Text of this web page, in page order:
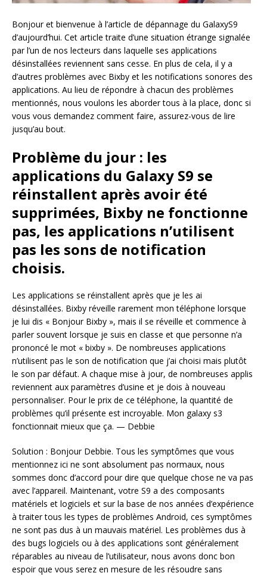
Bonjour et bienvenue à l’article de dépannage du GalaxyS9
d’aujourd’hui. Cet article traite d’une situation étrange signalée
par l’un de nos lecteurs dans laquelle ses applications
désinstallées reviennent sans cesse. En plus de cela, il y a
d’autres problèmes avec Bixby et les notifications sonores des
applications. Au lieu de répondre à chacun des problèmes
mentionnés, nous voulons les aborder tous à la place, donc si
vous vous demandez comment faire, assurez-vous de lire
jusqu’au bout.
Problème du jour : les
applications du Galaxy S9 se
réinstallent après avoir été
supprimées, Bixby ne fonctionne
pas, les applications n’utilisent
pas les sons de notification
choisis.
Les applications se réinstallent après que je les ai
désinstallées. Bixby réveille rarement mon téléphone lorsque
je lui dis « Bonjour Bixby », mais il se réveille et commence à
parler souvent lorsque je suis en classe et que personne n’a
prononcé le mot « bixby ». De nombreuses applications
n’utilisent pas le son de notification que j’ai choisi mais plutôt
le son par défaut. A chaque mise à jour, de nombreuses applis
reviennent aux paramètres d’usine et je dois à nouveau
personnaliser. Pour le prix de ce téléphone, la quantité de
problèmes qu’il présente est incroyable. Mon galaxy s3
fonctionnait mieux que ça. — Debbie
Solution : Bonjour Debbie. Tous les symptômes que vous
mentionnez ici ne sont absolument pas normaux, nous
sommes donc d’accord pour dire que quelque chose ne va pas
avec l’appareil. Maintenant, votre S9 a des composants
matériels et logiciels et sur la base de nos années d’expérience
à traiter tous les types de problèmes Android, ces symptômes
ne sont pas dus à un mauvais matériel. Les problèmes dus à
des bugs logiciels ou à des applications sont généralement
réparables au niveau de l’utilisateur, nous avons donc bon
espoir que vous serez en mesure de les résoudre sans